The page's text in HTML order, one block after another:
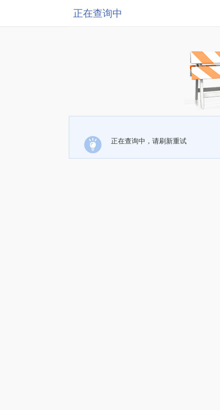
正在查询中
正在查询中，请刷新重试